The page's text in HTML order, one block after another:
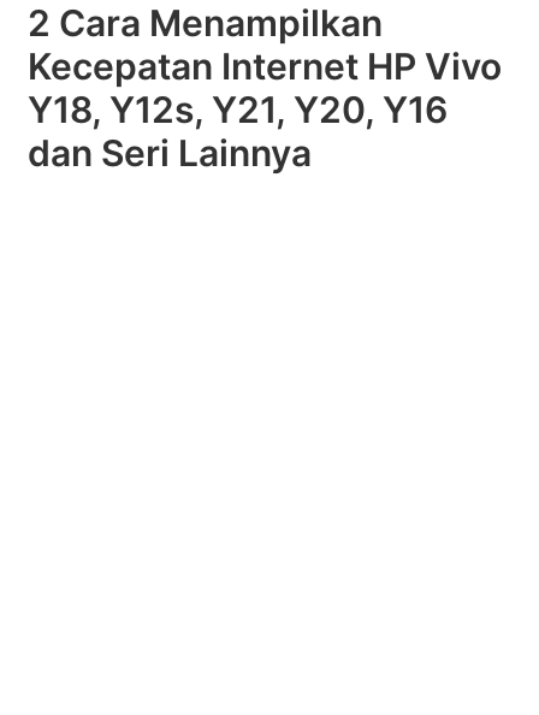
2 Cara Menampilkan
Kecepatan Internet HP Vivo
Y18, Y12s, Y21, Y20, Y16
dan Seri Lainnya